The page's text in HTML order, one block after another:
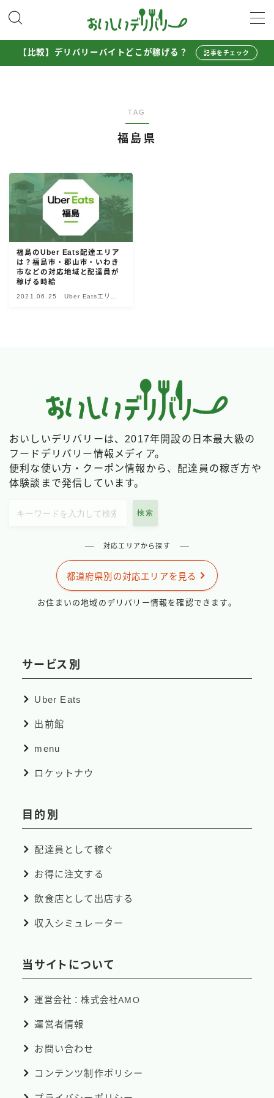
MENU
配達員272人アンケート調査
収入シミュレーター
配達員の体験談・口コミ
お得に注文する
フードデリバリークーポン比較
飲食店として出店する
Uber Eats加盟店ガイド
Uber Eats出店方法
出店店舗の取材記事
サービスから探す
menu
ロケットナウ
【比較】デリバリーバイトどこが稼げる？ 記事をチェック
TAG
福島県
福島のUber Eats配達エリア
は？福島市・郡山市・いわき
市などの対応地域と配達員が
稼げる時給
2021.06.25
Uber Eatsエリア
おいしいデリバリーは、2017年開設の日本最大級の
フードデリバリー情報メディア。
便利な使い方・クーポン情報から、配達員の稼ぎ方や
体験談まで発信しています。
検索
対応エリアから探す
都道府県別の対応エリアを見る
お住まいの地域のデリバリー情報を確認できます。
サービス別
Uber Eats
出前館
menu
ロケットナウ
目的別
配達員として稼ぐ
お得に注文する
飲食店として出店する
収入シミュレーター
当サイトについて
運営会社：株式会社AMO
運営者情報
お問い合わせ
コンテンツ制作ポリシー